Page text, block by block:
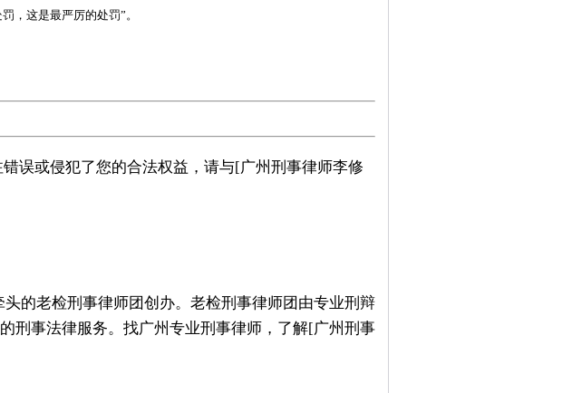
，这是最严厉的处罚”。
误或侵犯了您的合法权益，请与[广州刑事律师李修
的老检刑事律师团创办。老检刑事律师团由专业刑辩
刑事法律服务。找广州专业刑事律师，了解[广州刑事